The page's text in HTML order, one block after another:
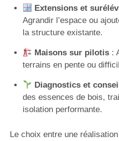
Extensions et
Agrandir l’espace ou
la structure existante.
Maisons sur pilotis:
terrains en pente ou
Diagnostics et
des essences de bois,
isolation performante.
Le choix entre une